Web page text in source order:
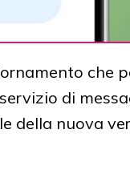
che
di
della nuova